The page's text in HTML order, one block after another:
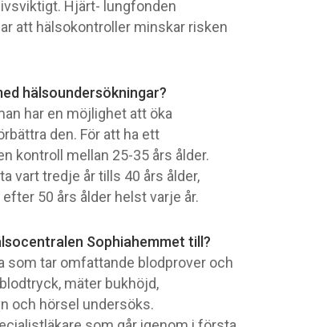
Hjärt- lungfonden
att hälsokontroller minskar risken
hälsoundersökningar?
har en möjlighet att öka
den. För att ha ett
kontroll mellan 25-35 års ålder.
vart tredje år tills 40 års ålder,
50 års ålder helst varje år.
Sophiahemmet till?
tar omfattande blodprover och
mäter bukhöjd,
och hörsel undersöks.